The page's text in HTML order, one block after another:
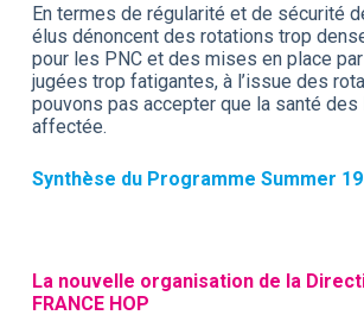
En termes de régularité et de sécurité
élus dénoncent des rotations trop
pour les PNC et des mises en place
jugées trop fatigantes, à l’issue des
pouvons pas accepter que la santé des
affectée.
Synthèse du Programme Summer 19
La nouvelle organisation de la
FRANCE HOP